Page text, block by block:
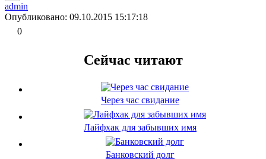
admin
Опубликовано: 09.10.2015 15:17:18
0
Сейчас читают
Через час свидание
Лайфхак для забывших имя
Банковский долг